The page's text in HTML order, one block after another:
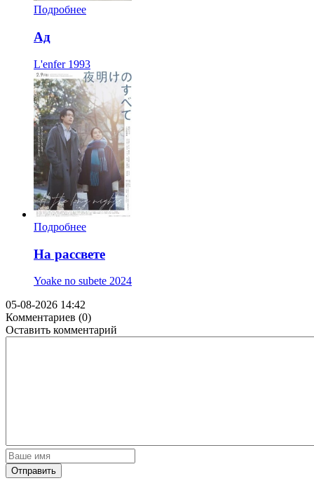
Подробнее
Ад
L'enfer 1993
Подробнее
На рассвете
Yoake no subete 2024
05-08-2026 14:42
Комментариев (0)
Оставить комментарий
Отправить